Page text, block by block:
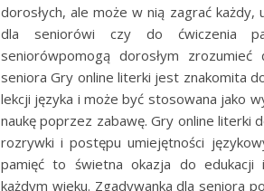
dorosłych, ale może w nią zagrać każdy,
dla seniorówi czy do ćwiczenia
seniorówpomogą dorosłym zrozumieć
seniora Gry online literki jest znakomita
lekcji języka i może być stosowana jako
naukę poprzez zabawę. Gry online literki
rozrywki i postępu umiejętności
pamięć to świetna okazja do
każdym wieku. Zgadywanka dla seniora